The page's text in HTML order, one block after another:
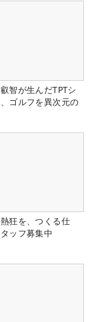
智が生んだTPTシ
ゴルフを異次元の
狂を、つくる仕
ッフ募集中